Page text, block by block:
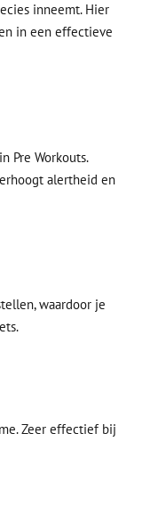
inneemt. Hier
in een effectieve
Pre Workouts.
alertheid en
waardoor je
Zeer effectief bij